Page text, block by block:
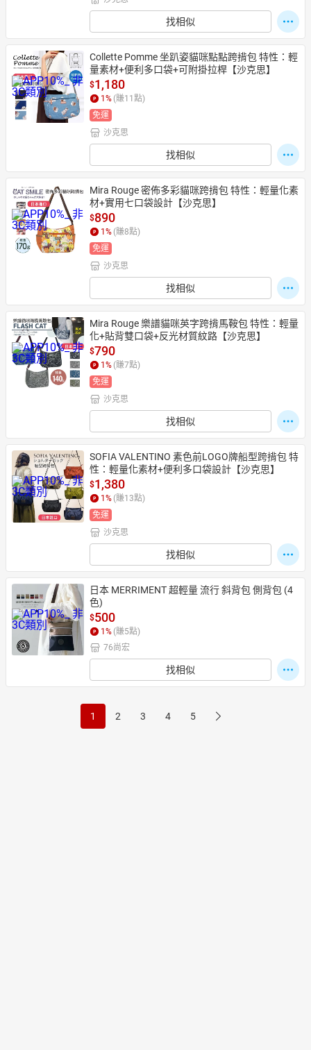
找相似
Collette Pomme 坐趴姿貓咪點點跨揹包 特性：輕
量素材+便利多口袋+可附掛拉桿【沙克思】
$1,180
1 % (賺11 點)
免運
沙克思
找相似
Mira Rouge 密佈多彩貓咪跨揹包 特性：輕量化素
材+實用七口袋設計【沙克思】
$890
1 % (賺8點)
免運
沙克思
找相似
Mira Rouge 樂譜貓咪英字跨揹馬鞍包 特性：輕量
化+貼背雙口袋+反光材質紋路【沙克思】
$790
1 % (賺7點)
免運
沙克思
找相似
SOFIA VALENTINO 素色前LOGO牌船型跨揹包 特
性：輕量化素材+便利多口袋設計【沙克思】
$1,380
1 % (賺13點)
免運
沙克思
找相似
日本 MERRIMENT 超輕量 流行 斜背包 側背包 (4
色)
$500
1 % (賺5點)
76尚宏
找相似
1 2 3 4 5